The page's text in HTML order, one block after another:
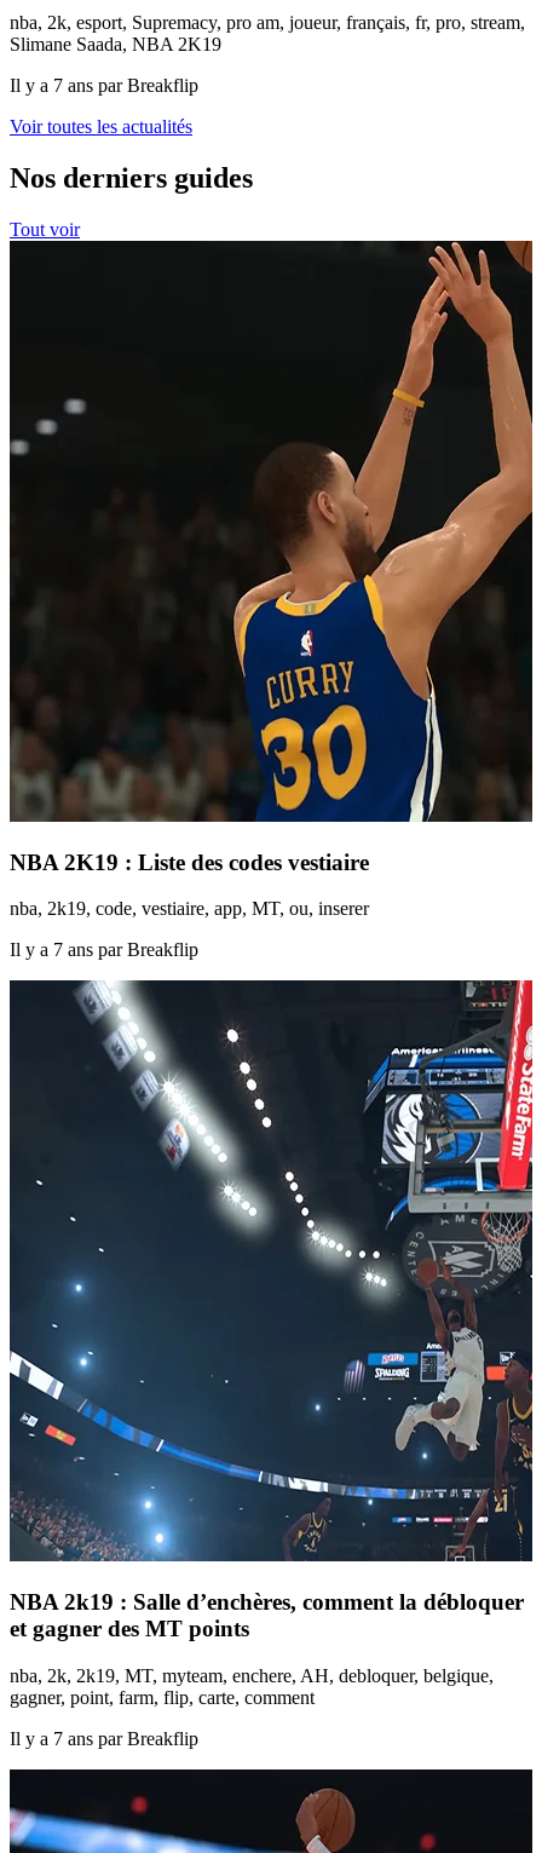
nba, 2k, esport, Supremacy, pro am, joueur, français, fr, pro, stream,
Slimane Saada, NBA 2K19
Il y a 7 ans par Breakflip
Voir toutes les actualités
Nos derniers guides
Tout voir
NBA 2K19 : Liste des codes vestiaire
nba, 2k19, code, vestiaire, app, MT, ou, inserer
Il y a 7 ans par Breakflip
NBA 2k19 : Salle d’enchères, comment la débloquer
et gagner des MT points
nba, 2k, 2k19, MT, myteam, enchere, AH, debloquer, belgique,
gagner, point, farm, flip, carte, comment
Il y a 7 ans par Breakflip